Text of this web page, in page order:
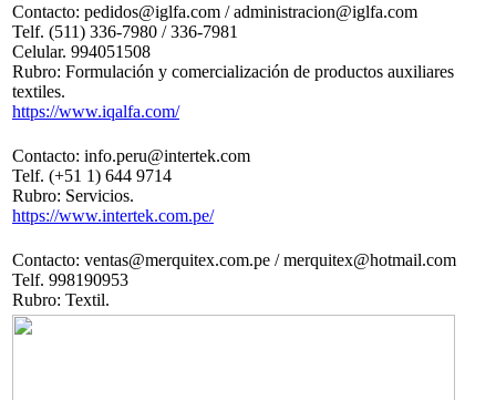
Contacto: pedidos@iglfa.com / administracion@iglfa.com
Telf. (511) 336-7980 / 336-7981
Celular. 994051508
Rubro: Formulación y comercialización de productos auxiliares
textiles.
https://www.iqalfa.com/
Contacto: info.peru@intertek.com
Telf. (+51 1) 644 9714
Rubro: Servicios.
https://www.intertek.com.pe/
Contacto: ventas@merquitex.com.pe / merquitex@hotmail.com
Telf. 998190953
Rubro: Textil.